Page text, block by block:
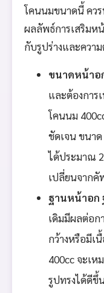
โคนนมขนาดนี้ คว
ผลลัพธ์การเสริมห
กับรูปร่างและควา
ขนาดหน้าอ
และต้องการ
โคนนม
ชัดเจน ขนา
ได้ประมาณ
เปลี่ยนจาก
ฐานหน้าอก
เดิมมีผลต่อก
กว้างหรือมีเ
400cc จะเห
รูปทรงได้ดีขึ้